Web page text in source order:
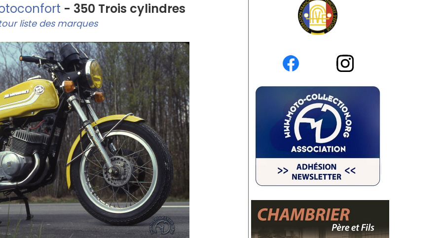
- 350 Trois cylindres
liste des marques